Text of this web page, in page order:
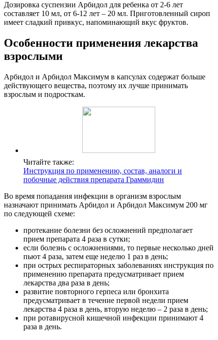
Дозировка суспензии Арбидол для ребенка от 2-6 лет
составляет 10 мл, от 6-12 лет – 20 мл. Приготовленный сироп
имеет сладкий привкус, напоминающий вкус фруктов.
Особенности применения лекарства
взрослыми
Арбидол и Арбидол Максимум в капсулах содержат больше
действующего вещества, поэтому их лучше принимать
взрослым и подросткам.
Читайте также:
Инструкция по применению, состав, аналоги и
побочные действия препарата Граммидин
Во время попадания инфекции в организм взрослым
назначают принимать Арбидол и Арбидол Максимум 200 мг
по следующей схеме:
протекание болезни без осложнений предполагает
прием препарата 4 раза в сутки;
если болезнь с осложнениями, то первые несколько дней
пьют 4 раза, затем еще неделю 1 раз в день;
при острых респираторных заболеваниях инструкция по
применению препарата предусматривает прием
лекарства два раза в день;
развитие повторного герпеса или бронхита
предусматривает в течение первой недели прием
лекарства 4 раза в день, вторую неделю – 2 раза в день;
при ротавирусной кишечной инфекции принимают 4
раза в день.